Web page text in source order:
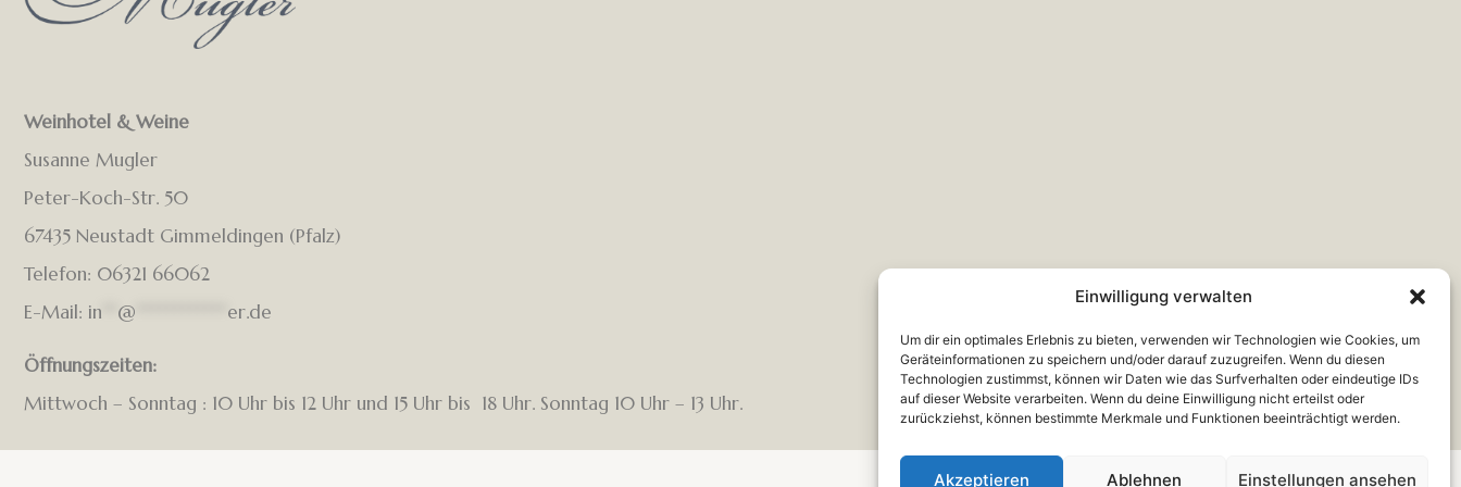
Einwilligung verwalten
Um dir ein optimales Erlebnis zu bieten, verwenden wir Technologien wie Cookies, um
Geräteinformationen zu speichern und/oder darauf zuzugreifen. Wenn du diesen
Technologien zustimmst, können wir Daten wie das Surfverhalten oder eindeutige IDs
auf dieser Website verarbeiten. Wenn du deine Einwilligung nicht erteilst oder
zurückziehst, können bestimmte Merkmale und Funktionen beeinträchtigt werden.
Akzeptieren Ablehnen Einstellungen ansehen
Weinhotel & Weine
Susanne Mugler
Peter-Koch-Str. 50
67435 Neustadt Gimmeldingen (Pfalz)
Telefon: 06321 66062
E-Mail: in @ er.de
Öffnungszeiten:
Mittwoch – Sonntag : 10 Uhr bis 12 Uhr und 15 Uhr bis 18 Uhr. Sonntag 10 Uhr – 13 Uhr.